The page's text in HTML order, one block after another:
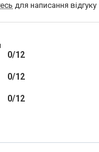
для написання відгуку
0/12
0/12
0/12